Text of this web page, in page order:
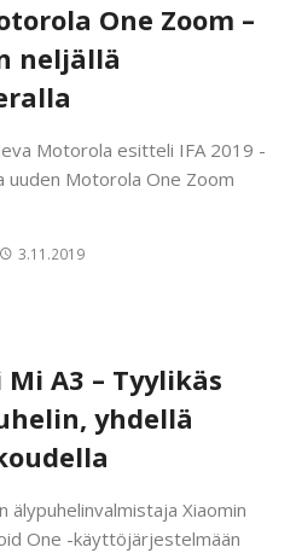
One Zoom –
neljällä
Motorola esitteli IFA 2019 -
uuden Motorola One Zoom
3.11.2019
A3 – Tyylikäs
yhdellä
älypuhelinvalmistaja Xiaomin
One -käyttöjärjestelmään